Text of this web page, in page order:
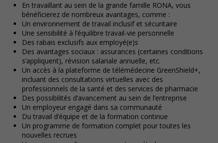
En travaillant au sein de la grande famille RONA, vous
bénéficierez de nombreux avantages, comme :
Un environnement de travail inclusif et sécuritaire
Une sensibilité à l’équilibre travail-vie personnelle
Des rabais exclusifs aux employé(e)s
Des avantages sociaux : assurances (certaines conditions
s’appliquent), révision salariale annuelle, etc.
Un accès à la plateforme de télémédecine GreenShield+,
incluant des consultations virtuelles avec des
professionnels de la santé et des services de pharmacie
Des possibilités d’avancement au sein de l’entreprise
Un employeur engagé dans sa communauté
Du travail d’équipe et de la formation continue
Un programme de formation complet pour toutes les
nouvelles recrues